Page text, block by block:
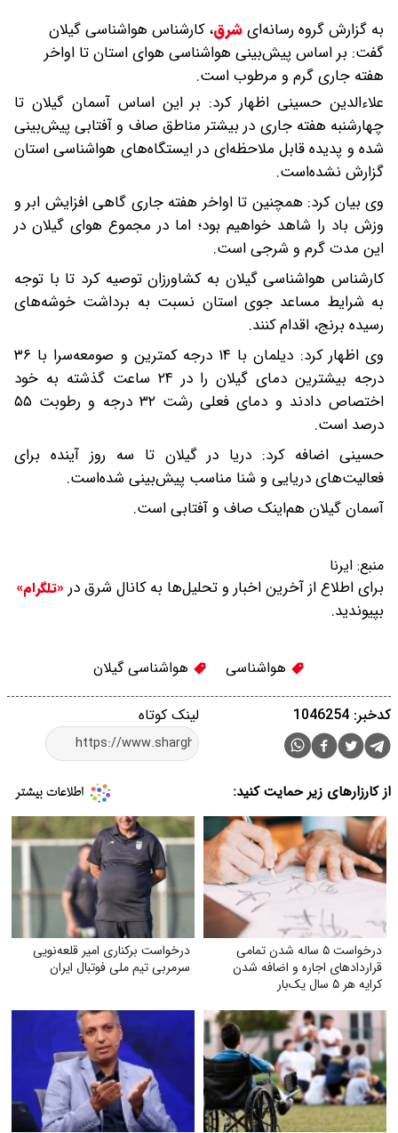
به گزارش گروه رسانه‌ایشرق،کارشناس هواشناسی گیلان
گفت: بر اساس پیش‌بینی هواشناسی هوای استان تا اواخر
هفته جاری گرم و مرطوب است.
علاءالدین حسینی اظهار کرد: بر این اساس آسمان گیلان تا
چهارشنبه هفته جاری در بیشتر مناطق صاف و آفتابی پیش‌بینی
شده و پدیده قابل ملاحظه‌ای در ایستگاه‌های هواشناسی استان
گزارش نشده‌است.
وی بیان کرد: همچنین تا اواخر هفته جاری گاهی افزایش ابر و
وزش باد را شاهد خواهیم بود؛ اما در مجموع هوای گیلان در
این مدت گرم و شرجی است.
کارشناس هواشناسی گیلان به کشاورزان توصیه کرد تا با توجه
به شرایط مساعد جوی استان نسبت به برداشت خوشه‌های
رسیده برنج، اقدام کنند.
وی اظهار کرد: دیلمان با ۱۴ درجه کمترین و صومعه‌سرا با ۳۶
درجه بیشترین دمای گیلان را در ۲۴ ساعت گذشته به خود
اختصاص دادند و دمای فعلی رشت ۳۲ درجه و رطوبت ۵۵
درصد است.
حسینی اضافه کرد: دریا در گیلان تا سه روز آینده برای
فعالیت‌های دریایی و شنا مناسب پیش‌بینی شده‌است.
آسمان گیلان هم‌اینک صاف و آفتابی است.
منبع: ایرنا
برای اطلاع از آخرین اخبار و تحلیل‌ها به کانال شرق در «تلگرام»
بپیوندید.
هواشناسی هواشناسی گیلان
لینک کوتاه کدخبر: 1046254
از کارزارهای زیر حمایت کنید:
درخواست ۵ ساله شدن تمامی
قراردادهای اجاره و اضافه شدن
کرایه هر ۵ سال یک‌بار
درخواست برکناری امیر قلعه‌نویی
سرمربی تیم ملی فوتبال ایران